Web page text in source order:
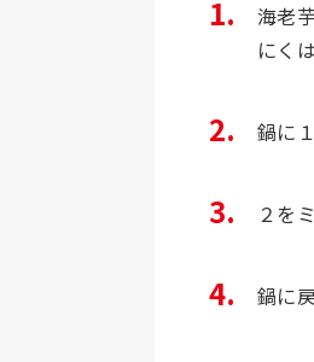
海老
にく
鍋に
２を
鍋に